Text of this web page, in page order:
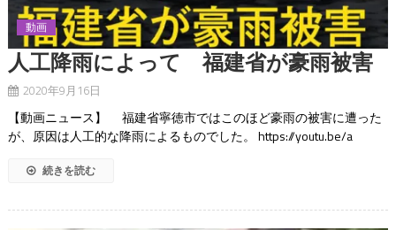
動画
人工降雨によって 福建省が豪雨被害
2020年9月16日
【動画ニュース】 福建省寧徳市ではこのほど豪雨の被害に遭った
が、原因は人工的な降雨によるものでした。 https://youtu.be/a
続きを読む